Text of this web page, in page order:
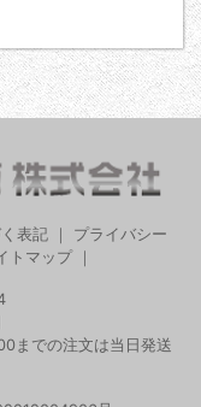
表記
プライバシー
トマップ｜
までの注文は当日発送